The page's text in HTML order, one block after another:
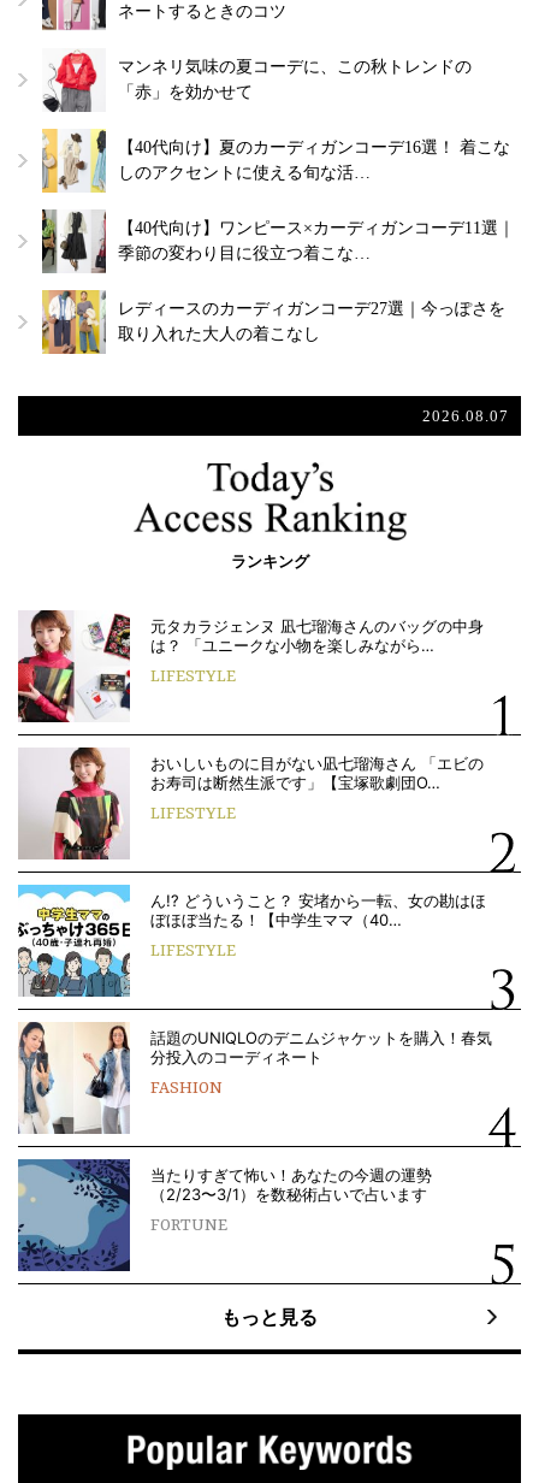
ネートするときのコツ
マンネリ気味の夏コーデに、この秋トレンドの
「赤」を効かせて
【40代向け】夏のカーディガンコーデ16選！ 着こな
しのアクセントに使える旬な活…
【40代向け】ワンピース×カーディガンコーデ11選｜
季節の変わり目に役立つ着こな…
レディースのカーディガンコーデ27選｜今っぽさを
取り入れた大人の着こなし
2026.08.07
ランキング
元タカラジェンヌ 凪七瑠海さんのバッグの中身
は？ 「ユニークな小物を楽しみながら…
LIFESTYLE
おいしいものに目がない凪七瑠海さん 「エビの
お寿司は断然生派です」【宝塚歌劇団O…
LIFESTYLE
ん!? どういうこと？ 安堵から一転、女の勘はほ
ぼほぼ当たる！【中学生ママ（40…
LIFESTYLE
話題のUNIQLOのデニムジャケットを購入！春気
分投入のコーディネート
FASHION
当たりすぎて怖い！あなたの今週の運勢
（2/23〜3/1）を数秘術占いで占います
FORTUNE
もっと見る